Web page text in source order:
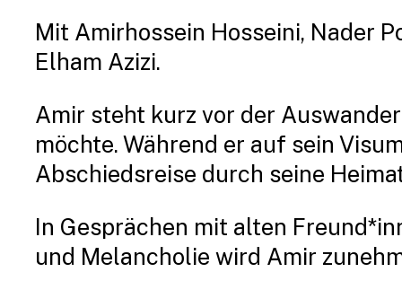
Mit Amirhossein Hosseini, Nader
Elham Azizi.
Amir steht kurz vor der
möchte. Während er auf sein
Abschiedsreise durch seine
In Gesprächen mit alten
und Melancholie wird Amir